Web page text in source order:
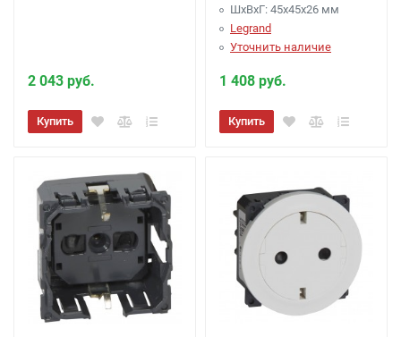
2 043 руб.
Купить
ШхВхГ: 45x45x26 мм
Legrand
Уточнить наличие
1 408 руб.
Купить